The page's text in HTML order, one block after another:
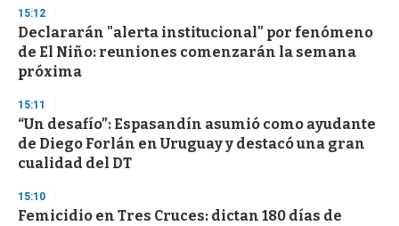
s
15:12
Declararán "alerta institucional" por fenómeno
de El Niño: reuniones comenzarán la semana
próxima
15:11
“Un desafío”: Espasandín asumió como ayudante
de Diego Forlán en Uruguay y destacó una gran
cualidad del DT
15:10
Femicidio en Tres Cruces: dictan 180 días de